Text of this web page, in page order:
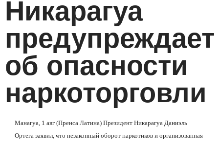
Никарагуа
предупреждает
об опасности
наркоторговли
Манагуа, 1 авг (Пренса Латина) Президент Никарагуа Даниэль
Ортега заявил, что незаконный оборот наркотиков и организованная